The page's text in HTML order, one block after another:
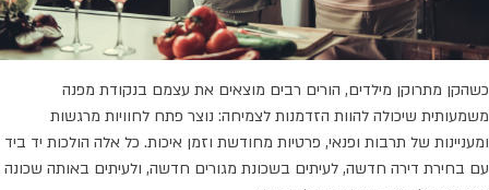
כשהקן מתרוקן מילדים, הורים רבים מוצאים את עצמם בנקודת מפנה
משמעותית שיכולה להוות הזדמנות לצמיחה: נוצר פתח לחוויות מרגשות
ומעניינות של תרבות ופנאי, פרטיות מחודשת וזמן איכות. כל אלה הולכות יד ביד
עם בחירת דירה חדשה, לעיתים בשכונת מגורים חדשה, ולעיתים באותה שכונה